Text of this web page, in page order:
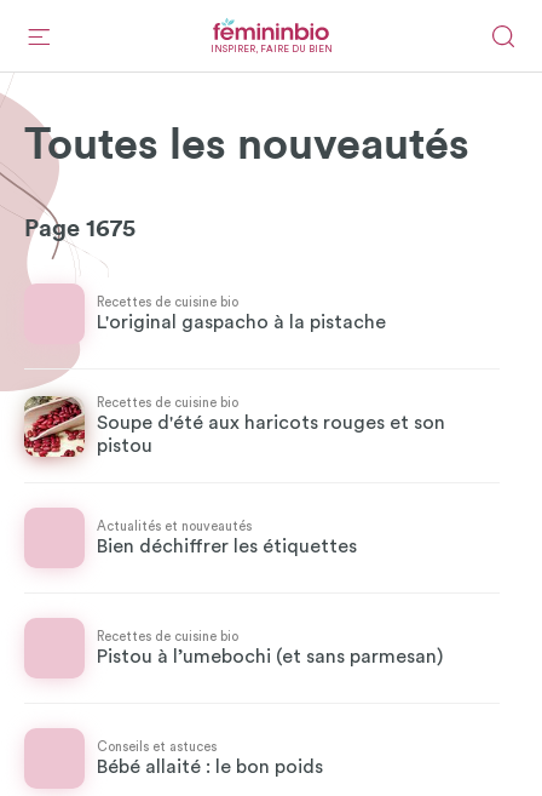
INSPIRER, FAIRE DU BIEN
Toutes les nouveautés
Page 1675
Recettes de cuisine bio
L'original gaspacho à la pistache
Recettes de cuisine bio
Soupe d'été aux haricots rouges et son
pistou
Actualités et nouveautés
Bien déchiffrer les étiquettes
Recettes de cuisine bio
Pistou à l’umebochi (et sans parmesan)
Conseils et astuces
Bébé allaité : le bon poids